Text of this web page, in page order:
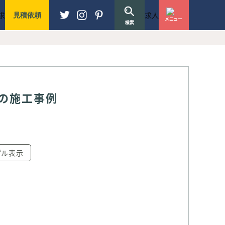
見積依頼
検索
求人 メニュー
での流れ
PROCESS
よくある質問
FAQ
無料見積・相談はこちら
ESTIMATE
施工事例
ル表示